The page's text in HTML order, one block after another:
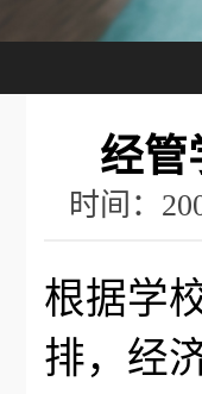
经管
时间：
根据学
排，经